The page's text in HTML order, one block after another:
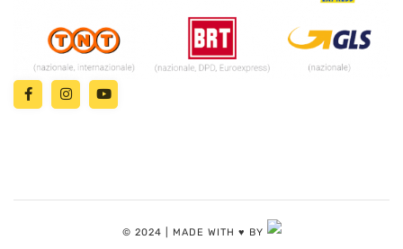
© 2024 | MADE WITH ♥️ BY